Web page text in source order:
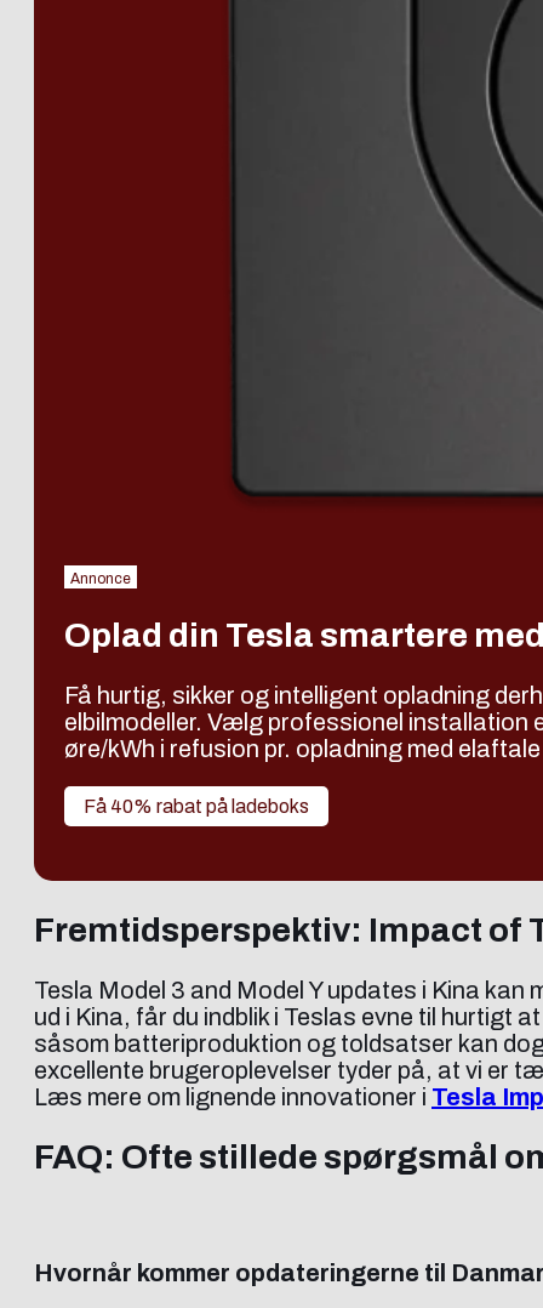
Annonce
Oplad din Tesla smartere
Få hurtig, sikker og intelligent opladning
elbilmodeller. Vælg professionel installation
øre/kWh i refusion pr. opladning med
Få 40% rabat på ladeboks
Fremtidsperspektiv: Impact of
Tesla Model 3 and Model Y updates i Kina
ud i Kina, får du indblik i Teslas evne til hurtigt
såsom batteriproduktion og toldsatser kan
excellente brugeroplevelser tyder på, at vi er
Læs mere om lignende innovationer i Tesla
FAQ: Ofte stillede spørgsmål
Hvornår kommer opdateringerne til